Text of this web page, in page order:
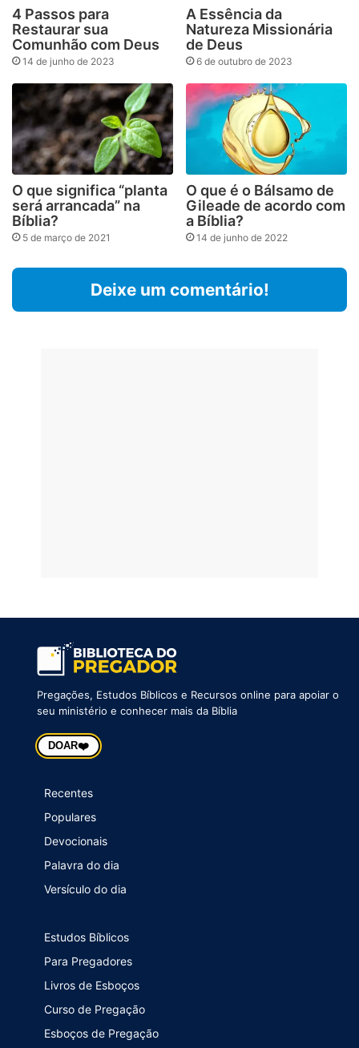
4 Passos para
Restaurar sua
Comunhão com Deus
14 de junho de 2023
A Essência da
Natureza Missionária
de Deus
6 de outubro de 2023
O que significa “planta
será arrancada” na
Bíblia?
5 de março de 2021
O que é o Bálsamo de
Gileade de acordo com
a Bíblia?
14 de junho de 2022
Deixe um comentário!
Pregações, Estudos Bíblicos e Recursos online para apoiar o
seu ministério e conhecer mais da Bíblia
DOAR❤️
Recentes
Populares
Devocionais
Palavra do dia
Versículo do dia
Estudos Bíblicos
Para Pregadores
Livros de Esboços
Curso de Pregação
Esboços de Pregação